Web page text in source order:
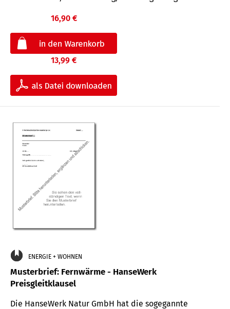
16,90 €
13,99 €
ENERGIE + WOHNEN
Musterbrief: Fernwärme - HanseWerk
Preisgleitklausel
Die HanseWerk Natur GmbH hat die sogegannte